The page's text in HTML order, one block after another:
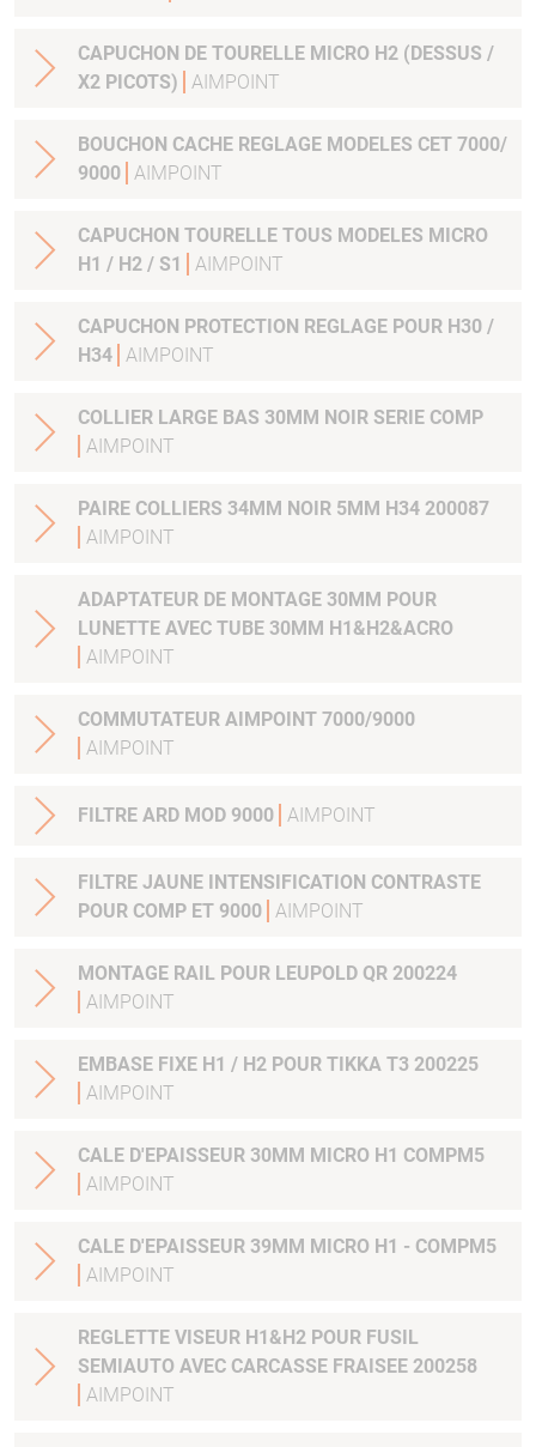
CAPUCHON DE TOURELLE MICRO H2 (DESSUS /
X2 PICOTS)
AIMPOINT
BOUCHON CACHE REGLAGE MODELES CET 7000/
9000 AIMPOINT
CAPUCHON TOURELLE TOUS MODELES MICRO
H1 / H2 / S1
AIMPOINT
CAPUCHON PROTECTION REGLAGE POUR H30 /
H34 AIMPOINT
COLLIER LARGE BAS 30MM NOIR SERIE COMP
AIMPOINT
PAIRE COLLIERS 34MM NOIR 5MM H34 200087
AIMPOINT
ADAPTATEUR DE MONTAGE 30MM POUR
LUNETTE AVEC TUBE 30MM H1&H2&ACRO
AIMPOINT
COMMUTATEUR AIMPOINT 7000/9000
AIMPOINT
FILTRE ARD MOD 9000 AIMPOINT
FILTRE JAUNE INTENSIFICATION CONTRASTE
POUR COMP ET 9000 AIMPOINT
MONTAGE RAIL POUR LEUPOLD QR 200224
AIMPOINT
EMBASE FIXE H1 / H2 POUR TIKKA T3 200225
AIMPOINT
CALE D'EPAISSEUR 30MM MICRO H1 COMPM5
AIMPOINT
CALE D'EPAISSEUR 39MM MICRO H1 - COMPM5
AIMPOINT
REGLETTE VISEUR H1&H2 POUR FUSIL
SEMIAUTO AVEC CARCASSE FRAISEE 200258
AIMPOINT